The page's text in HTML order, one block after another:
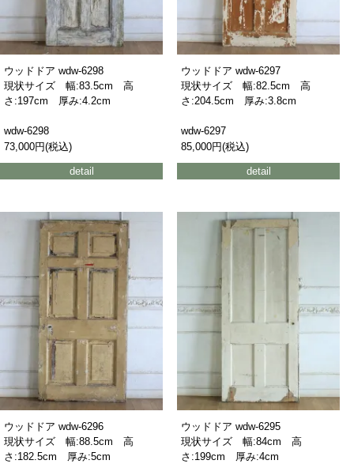
ウッドドア wdw-6298
現状サイズ 幅:83.5cm 高
さ:197cm 厚み:4.2cm
wdw-6298
73,000円(税込)
detail
ウッドドア wdw-6297
現状サイズ 幅:82.5cm 高
さ:204.5cm 厚み:3.8cm
wdw-6297
85,000円(税込)
detail
ウッドドア wdw-6296
現状サイズ 幅:88.5cm 高
さ:182.5cm 厚み:5cm
ウッドドア wdw-6295
現状サイズ 幅:84cm 高
さ:199cm 厚み:4cm